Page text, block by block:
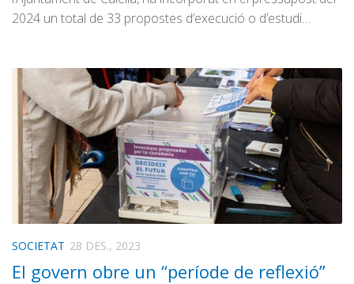
2024 un total de 33 propostes d’execució o d’estudi…
SOCIETAT 28 DES., 2023
El govern obre un “període de reflexió”